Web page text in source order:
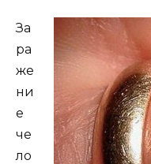
За
ра
же
ни
е
че
ло